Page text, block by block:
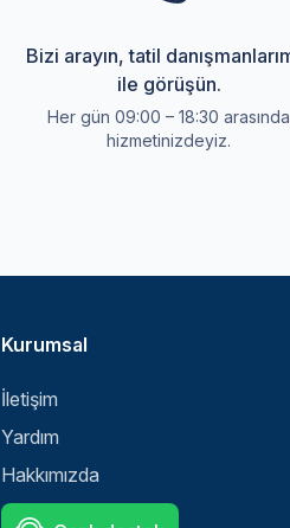
Bizi arayın, tatil
ile görüşün.
Her gün 09:00 – 18:30 arasında
hizmetinizdeyiz.
Kurumsal
İletişim
Yardım
Hakkımızda